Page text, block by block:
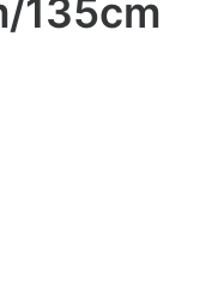
135cm